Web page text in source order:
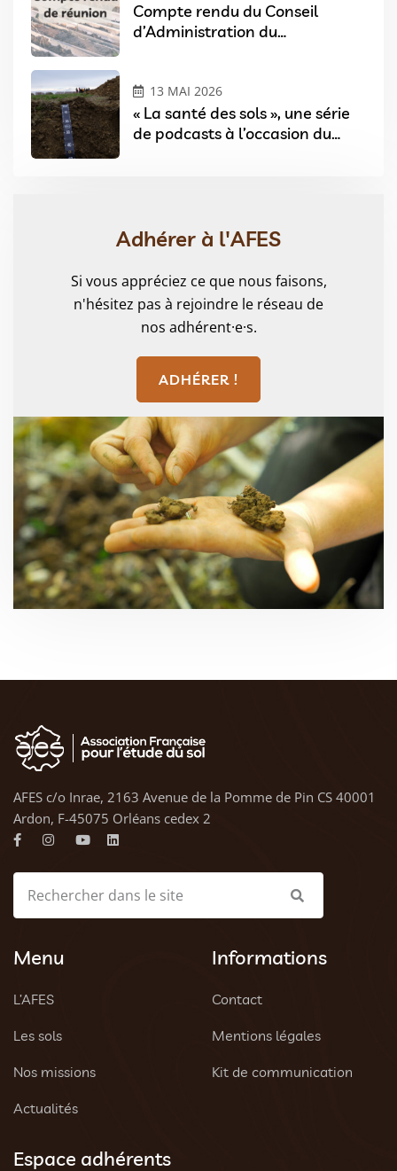
Compte rendu du Conseil
d’Administration du
13 MAI 2026
« La santé des sols », une série
de podcasts à l’occasion du
Adhérer à l'AFES
Si vous appréciez ce que nous faisons,
n'hésitez pas à rejoindre le réseau de
nos adhérent·e·s.
ADHÉRER !
AFES c/o Inrae, 2163 Avenue de la Pomme de Pin CS 40001
Ardon, F-45075 Orléans cedex 2
Menu
L’AFES
Les sols
Nos missions
Actualités
Informations
Contact
Mentions légales
Kit de communication
Espace adhérents